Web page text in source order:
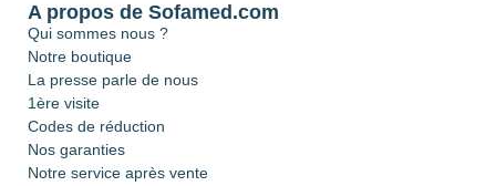
A propos de Sofamed.com
Qui sommes nous ?
Notre boutique
La presse parle de nous
1ère visite
Codes de réduction
Nos garanties
Notre service après vente